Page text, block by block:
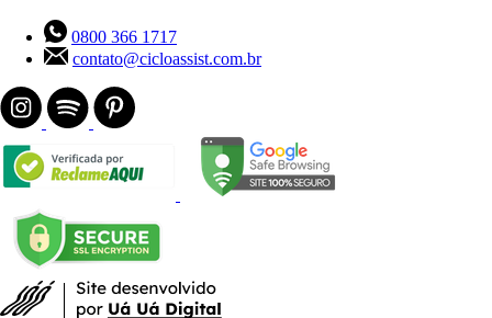
0800 366 1717
contato@cicloassist.com.br